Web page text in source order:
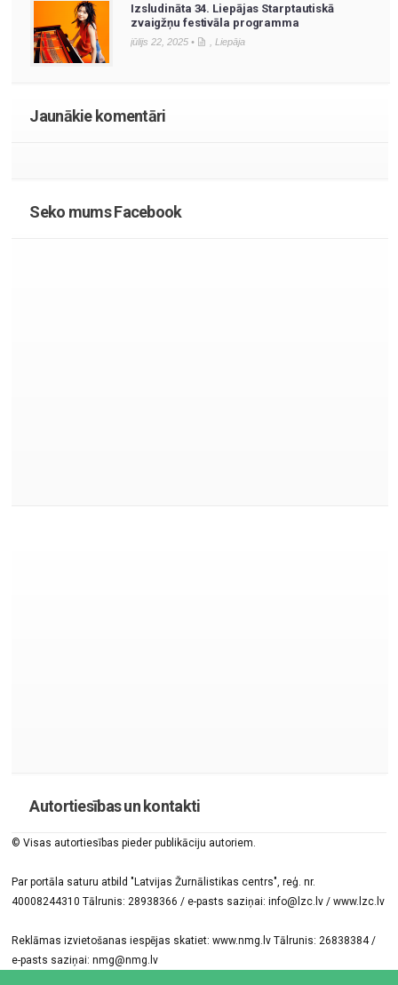
Izsludināta 34. Liepājas Starptautiskā
zvaigžņu festivāla programma
jūlijs 22, 2025 • Liepāja
Jaunākie komentāri
Seko mums Facebook
Autortiesības un kontakti
© Visas autortiesības pieder publikāciju autoriem.
Par portāla saturu atbild "Latvijas Žurnālistikas centrs", reģ. nr.
40008244310 Tālrunis: 28938366 / e-pasts saziņai: info@lzc.lv / www.lzc.lv
Reklāmas izvietošanas iespējas skatiet: www.nmg.lv Tālrunis: 26838384 /
e-pasts saziņai: nmg@nmg.lv